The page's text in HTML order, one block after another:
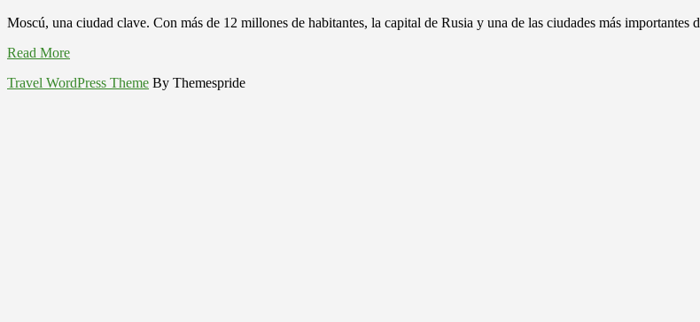
Moscú, una ciudad clave. Con más de 12 millones de habitantes, la capital de Rusia y una de las ciudades más
Read More
Travel WordPress Theme By Themespride